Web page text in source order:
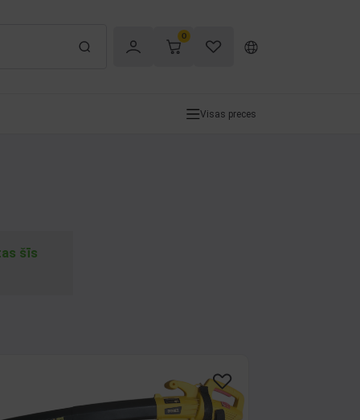
0
Visas preces
šīs